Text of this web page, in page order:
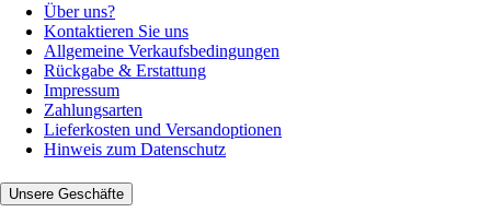
Über uns?
Kontaktieren Sie uns
Allgemeine Verkaufsbedingungen
Rückgabe & Erstattung
Impressum
Zahlungsarten
Lieferkosten und Versandoptionen
Hinweis zum Datenschutz
Unsere Geschäfte